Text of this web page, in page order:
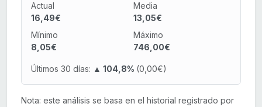
Actual
16,49€
Media
13,05€
Mínimo
8,05€
Máximo
746,00€
Últimos 30 días: ▲ 104,8% (0,00€)
Nota: este análisis se basa en el historial registrado por